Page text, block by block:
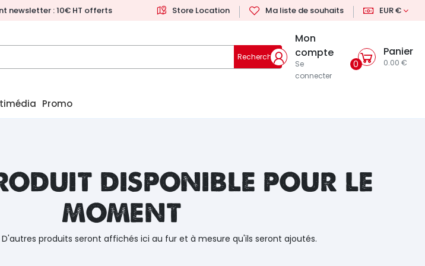
newsletter : 10€ HT offerts Store Location Ma liste de souhaits EUR €
Rechercher
Mon
compte
Se
connecter
0
Panier
0.00 €
Promo
disponible pour le
moment
produits seront affichés ici au fur et à mesure qu'ils seront ajoutés.